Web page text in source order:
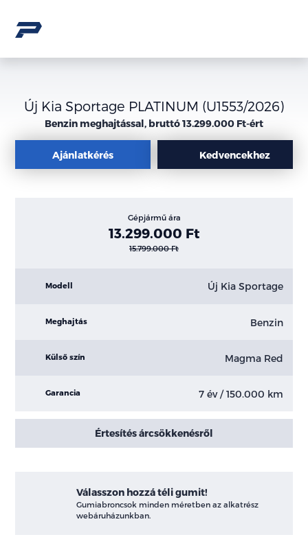
Új Kia Sportage PLATINUM (U1553/2026)
Benzin meghajtással, bruttó 13.299.000 Ft-ért
Ajánlatkérés Kedvencekhez
Gépjármű ára
13.299.000 Ft
15.799.000 Ft
Modell Új Kia Sportage
Meghajtás Benzin
Külső szín Magma Red
Garancia 7 év / 150.000 km
Értesítés árcsökkenésről
Válasszon hozzá téli gumit!
Gumiabroncsok minden méretben az alkatrész
webáruházunkban.